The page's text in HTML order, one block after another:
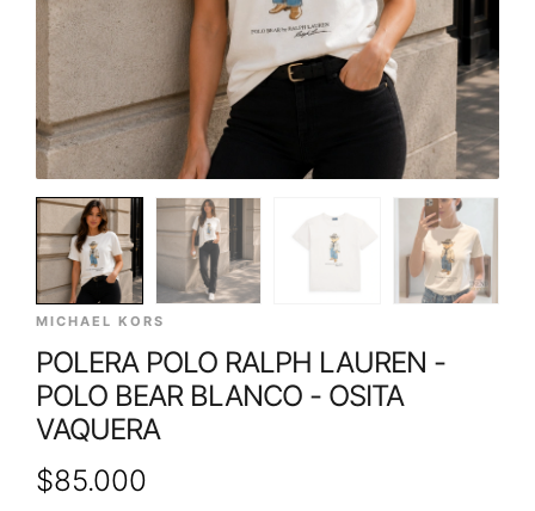
MICHAEL KORS
POLERA POLO RALPH LAUREN -
POLO BEAR BLANCO - OSITA
VAQUERA
$85.000